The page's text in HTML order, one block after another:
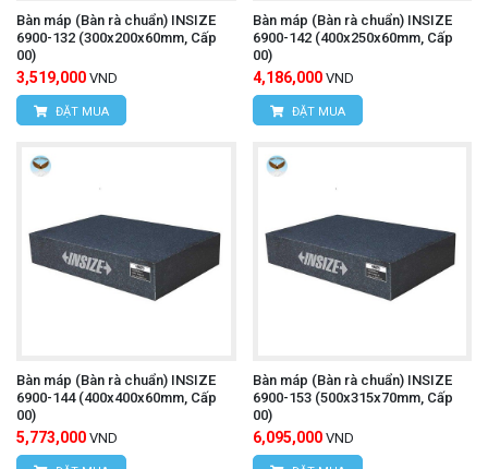
Bàn máp (Bàn rà chuẩn) INSIZE
6900-132 (300x200x60mm, Cấp
00)
3,519,000 VND
ĐẶT MUA
Bàn máp (Bàn rà chuẩn) INSIZE
6900-142 (400x250x60mm, Cấp
00)
4,186,000 VND
ĐẶT MUA
Bàn máp (Bàn rà chuẩn) INSIZE
6900-144 (400x400x60mm, Cấp
00)
5,773,000 VND
Bàn máp (Bàn rà chuẩn) INSIZE
6900-153 (500x315x70mm, Cấp
00)
6,095,000 VND